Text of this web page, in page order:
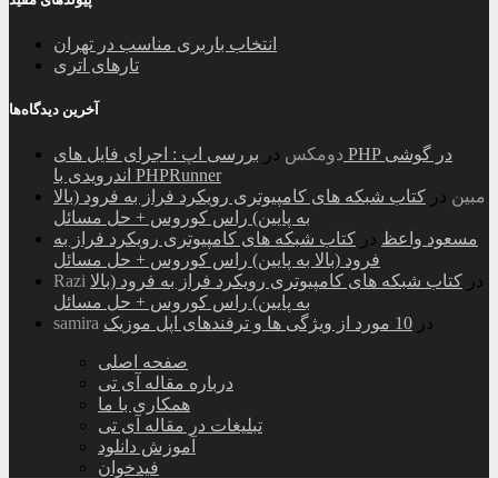
انتخاب باربری مناسب در تهران
تارهای اتری
آخرین دیدگاه‌ها
دومکس در بررسی اپ : اجرای فایل های PHP در گوشی
اندرویدی با PHPRunner
مبین در کتاب شبکه های کامپیوتری رویکرد فراز به فرود (بالا
به پایین) راس کوروس + حل مسائل
مسعود واعظ در کتاب شبکه های کامپیوتری رویکرد فراز به
فرود (بالا به پایین) راس کوروس + حل مسائل
Razi
در کتاب شبکه های کامپیوتری رویکرد فراز به فرود (بالا
به پایین) راس کوروس + حل مسائل
samira
در 10 مورد از ویژگی ها و ترفندهای اپل موزیک
صفحه اصلی
درباره مقاله آی تی
همکاری با ما
تبلیغات در مقاله آی تی
آموزش دانلود
فیدخوان